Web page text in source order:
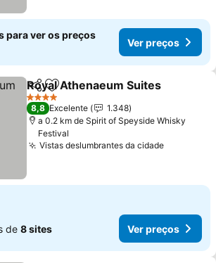
para ver os preços
Ver preços
PartilharAdicionar aos favoritos
Royal Athenaeum Suites
4 Estrelas
8,8 Excelente
1.348
a 0.2 km de Spirit of Speyside Whisky
Festival
Vistas deslumbrantes da cidadeVer
de 8 sites Ver preços